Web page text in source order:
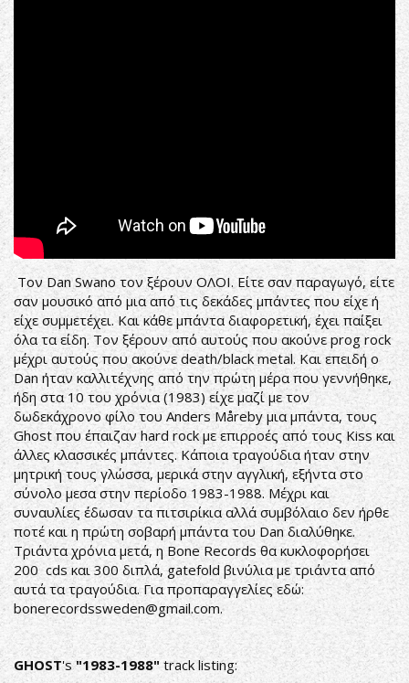
Τον Dan Swano τον ξέρουν ΟΛΟΙ. Είτε σαν παραγωγό, είτε
σαν μουσικό από μια από τις δεκάδες μπάντες που είχε ή
είχε συμμετέχει. Και κάθε μπάντα διαφορετική, έχει παίξει
όλα τα είδη. Τον ξέρουν από αυτούς που ακούνε prog rock
μέχρι αυτούς που ακούνε death/black metal. Και επειδή ο
Dan ήταν καλλιτέχνης από την πρώτη μέρα που γεννήθηκε,
ήδη στα 10 του χρόνια (1983) είχε μαζί με τον
δωδεκάχρονο φίλο του Anders Måreby μια μπάντα, τους
Ghost που έπαιζαν hard rock με επιρροές από τους Kiss και
άλλες κλασσικές μπάντες. Κάποια τραγούδια ήταν στην
μητρική τους γλώσσα, μερικά στην αγγλική, εξήντα στο
σύνολο μεσα στην περίοδο 1983-1988. Μέχρι και
συναυλίες έδωσαν τα πιτσιρίκια αλλά συμβόλαιο δεν ήρθε
ποτέ και η πρώτη σοβαρή μπάντα του Dan διαλύθηκε.
Τριάντα χρόνια μετά, η Bone Records θα κυκλοφορήσει
200 cds και 300 διπλά, gatefold βινύλια με τριάντα από
αυτά τα τραγούδια. Για προπαραγγελίες εδώ:
bonerecordssweden@gmail.com.
GHOST's"1983-1988" track listing: